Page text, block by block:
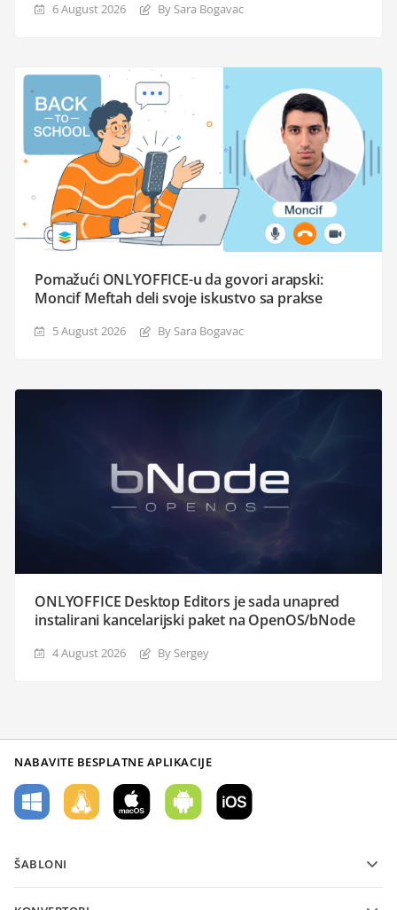
6 August 2026 By Sara Bogavac
Pomažući ONLYOFFICE-u da govori arapski:
Moncif Meftah deli svoje iskustvo sa prakse
5 August 2026 By Sara Bogavac
ONLYOFFICE Desktop Editors je sada unapred
instalirani kancelarijski paket na OpenOS/bNode
4 August 2026 By Sergey
NABAVITE BESPLATNE APLIKACIJE
ŠABLONI